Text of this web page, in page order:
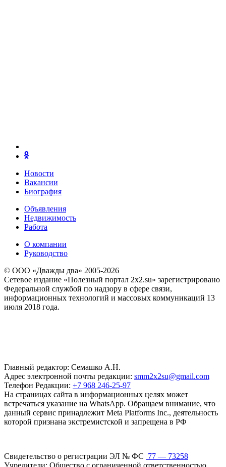
Новости
Вакансии
Биография
Объявления
Недвижимость
Работа
О компании
Руководство
© ООО «Дважды два» 2005-2026
Сетевое издание «Полезный портал 2x2.su» зарегистрировано
Федеральной службой по надзору в сфере связи,
информационных технологий и массовых коммуникаций 13
июля 2018 года.
Главный редактор: Семашко А.Н.
Адрес электронной почты редакции: smm2x2su@gmail.com
Телефон Редакции: +7 968 246-25-97
На страницах сайта в информационных целях может
встречаться указание на WhatsApp. Обращаем внимание, что
данный сервис принадлежит Meta Platforms Inc., деятельность
которой признана экстремистской и запрещена в РФ
Свидетельство о регистрации ЭЛ № ФС 77 — 73258
Учредители: Общество с ограниченной ответственностью